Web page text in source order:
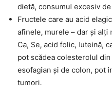
dietă, consumul excesiv
Fructele care au acid
afinele, murele – dar și alți
Ca, Se, acid folic, luteină,
pot scădea colesterolul
esofagian și de colon, pot
tumori.